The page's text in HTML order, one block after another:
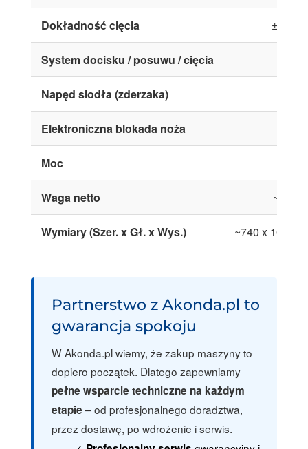
Dokładność cięcia ±0.3
System docisku / posuwu / cięcia
Napęd siodła (zderzaka)
Elektroniczna blokada noża
Moc
Waga netto ~155
Wymiary (Szer. x Gł. x Wys.) ~740 x 1015 x
Partnerstwo z Akonda.pl to
gwarancja spokoju
W Akonda.pl wiemy, że zakup maszyny to
dopiero początek. Dlatego zapewniamy
pełne wsparcie techniczne na każdym
etapie – od profesjonalnego doradztwa,
przez dostawę, po wdrożenie i serwis.